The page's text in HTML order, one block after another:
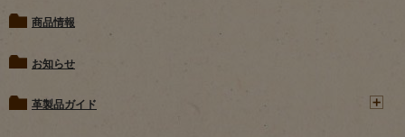
商品情報
お知らせ
革製品ガイド